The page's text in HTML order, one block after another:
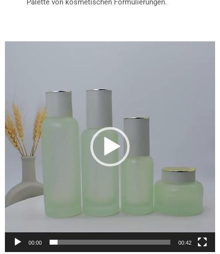
Palette von kosmetischen Formulierungen.
00:00 00:42